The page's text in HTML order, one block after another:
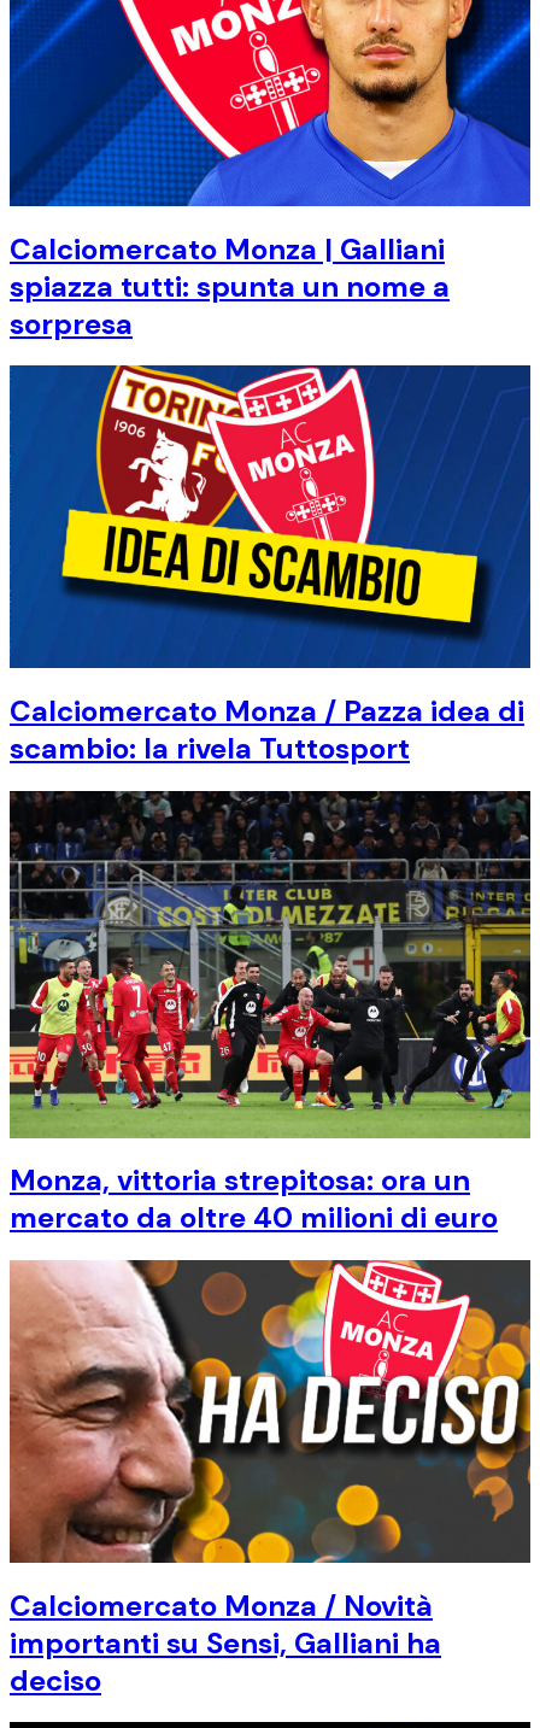
Calciomercato Monza | Galliani
spiazza tutti: spunta un nome a
sorpresa
Calciomercato Monza / Pazza idea di
scambio: la rivela Tuttosport
Monza, vittoria strepitosa: ora un
mercato da oltre 40 milioni di euro
Calciomercato Monza / Novità
importanti su Sensi, Galliani ha
deciso